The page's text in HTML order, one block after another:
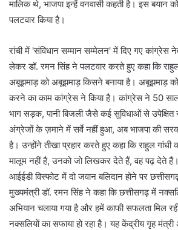
मालिक थे, भाजपा इन्हें वनवासी कहती है। इस बयान
पलटवार किया है।
रांची में 'संविधान सम्मान सम्मेलन' में दिए गए कांग्रेस
लेकर डॉ. रमन सिंह ने पलटवार करते हुए कहा कि
अबूझमाड़ को अबूझमाड़ किसने बनाया है। अबूझमाड़
करने का काम कांग्रेस ने किया है। कांग्रेस ने 50
भाग सड़क, पानी बिजली जैसे कई सुविधाओं से
अंग्रेजों के ज़माने में सर्वे नहीं हुआ, अब भाजपा की
है। उन्होंने तीखा प्रहार करते हुए कहा कि राहुल गांधी
मालूम नहीं है, उनको जो लिखकर देते हैं, वह पढ़ देते
आईईडी विस्फोट में दो जवान बलिदान होने पर
मुख्यमंत्री डॉ. रमन सिंह ने कहा कि छत्तीसगढ़ में
अभियान चलाया गया है और हमें काफी सफलता मिल
नक्सलियों का सफाया हो रहा है। यह केंद्रीय गृह